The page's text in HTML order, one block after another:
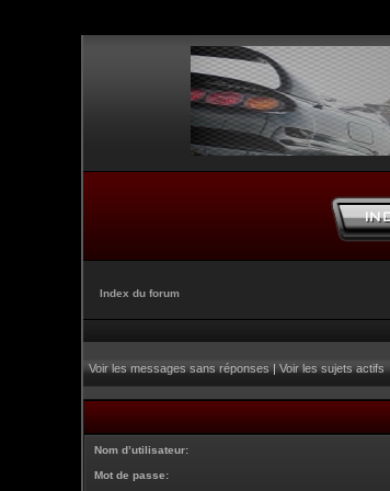
Index du forum
Voir les messages sans réponses|Voir les sujets actifs
Nom d’utilisateur:
Mot de passe: